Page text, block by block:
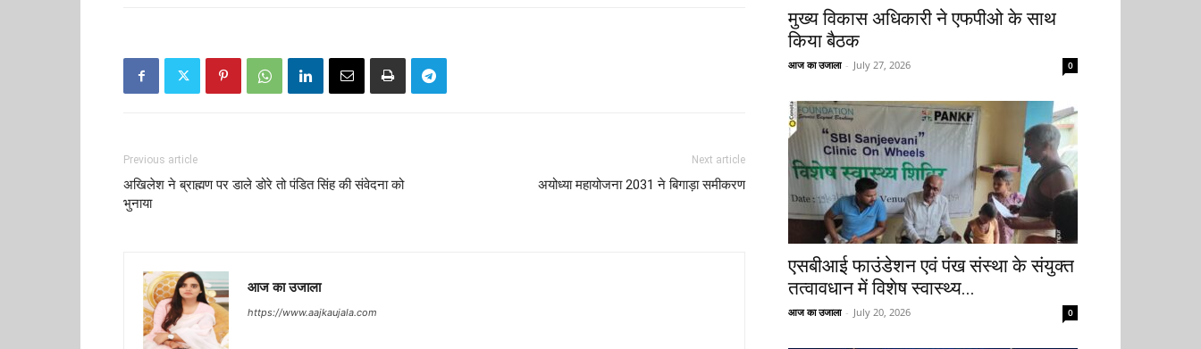
Previous article
अखिलेश ने ब्राह्मण पर डाले डोरे तो पंडित सिंह की संवेदना को
भुनाया
Next article
अयोध्या महायोजना 2031 ने बिगाड़ा समीकरण
आज का उजाला
https://www.aajkaujala.com
मुख्य विकास अधिकारी ने एफपीओ के साथ
किया बैठक
आज का उजाला - July 27, 2026 0
एसबीआई फाउंडेशन एवं पंख संस्था के संयुक्त
तत्वावधान में विशेष स्वास्थ्य...
आज का उजाला - July 20, 2026 0